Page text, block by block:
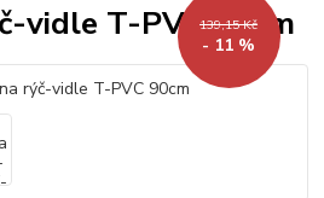
vidle T-PVC 90cm
139,15 Kč
- 11 %